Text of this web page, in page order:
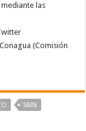
las
(Comisión
SMN